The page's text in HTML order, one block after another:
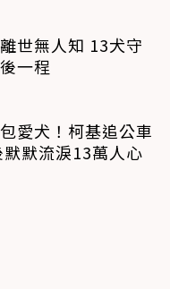
世無人知 13犬守
一程
愛犬！柯基追公車
默流淚13萬人心